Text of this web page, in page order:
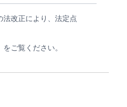
改正により、法定点
をご覧ください。